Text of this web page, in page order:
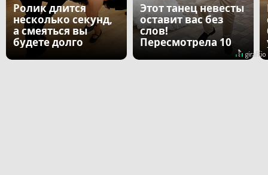
Ролик длится
несколько секунд,
а смеяться вы
будете долго
Этот танец невесты
оставит вас без
слов!
Пересмотрела 10